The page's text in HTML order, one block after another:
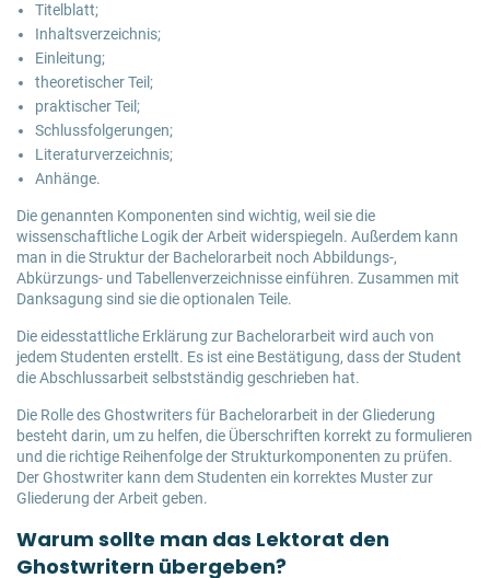
Titelblatt;
Inhaltsverzeichnis;
Einleitung;
theoretischer Teil;
praktischer Teil;
Schlussfolgerungen;
Literaturverzeichnis;
Anhänge.
Die genannten Komponenten sind wichtig, weil sie die
wissenschaftliche Logik der Arbeit widerspiegeln. Außerdem kann
man in die Struktur der Bachelorarbeit noch Abbildungs-,
Abkürzungs- und Tabellenverzeichnisse einführen. Zusammen mit
Danksagung sind sie die optionalen Teile.
Die eidesstattliche Erklärung zur Bachelorarbeit wird auch von
jedem Studenten erstellt. Es ist eine Bestätigung, dass der Student
die Abschlussarbeit selbstständig geschrieben hat.
Die Rolle des Ghostwriters für Bachelorarbeit in der Gliederung
besteht darin, um zu helfen, die Überschriften korrekt zu formulieren
und die richtige Reihenfolge der Strukturkomponenten zu prüfen.
Der Ghostwriter kann dem Studenten ein korrektes Muster zur
Gliederung der Arbeit geben.
Warum sollte man das Lektorat den
Ghostwritern übergeben?